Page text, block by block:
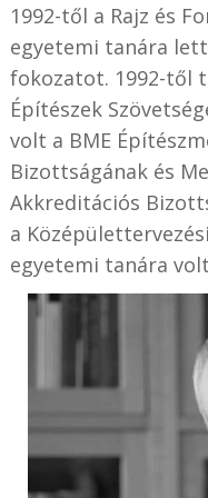
1992-től a Rajz és
egyetemi tanára
fokozatot. 1992-től
Építészek
volt a BME
Bizottságának és
Akkreditációs
a
egyetemi tanára